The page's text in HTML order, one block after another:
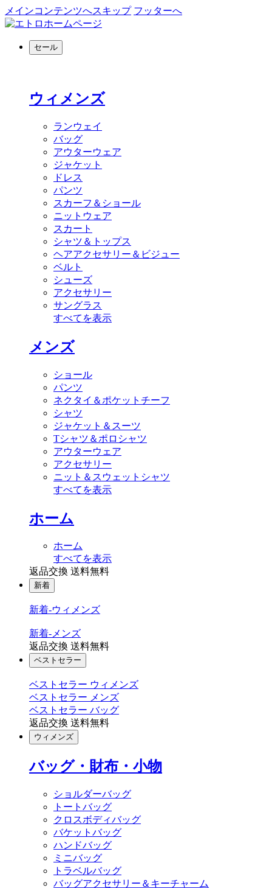
メインコンテンツへスキップ フッターへ
セール
ウィメンズ
ランウェイ
バッグ
アウターウェア
ジャケット
ドレス
パンツ
スカーフ＆ショール
ニットウェア
スカート
シャツ＆トップス
ヘアアクセサリー＆ビジュー
ベルト
シューズ
アクセサリー
サングラス
すべてを表示
メンズ
ショール
パンツ
ネクタイ＆ポケットチーフ
シャツ
ジャケット＆スーツ
Tシャツ＆ポロシャツ
アウターウェア
アクセサリー
ニット＆スウェットシャツ
すべてを表示
ホーム
ホーム
すべてを表示
返品交換 送料無料
新着
新着-ウィメンズ
新着-メンズ
返品交換 送料無料
ベストセラー
ベストセラー ウィメンズ
ベストセラー メンズ
ベストセラー バッグ
返品交換 送料無料
ウィメンズ
バッグ・財布・小物
ショルダーバッグ
トートバッグ
クロスボディバッグ
バケットバッグ
ハンドバッグ
ミニバッグ
トラベルバッグ
バッグアクセサリー＆キーチャーム